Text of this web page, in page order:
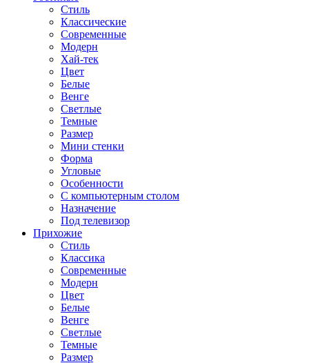
Стиль
Классические
Современные
Модерн
Хай-тек
Цвет
Белые
Венге
Светлые
Темные
Размер
Мини стенки
Форма
Угловые
Особенности
С компьютерным столом
Назначение
Под телевизор
Прихожие
Стиль
Классика
Современные
Модерн
Цвет
Белые
Венге
Светлые
Темные
Размер